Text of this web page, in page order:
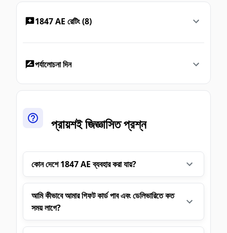
1847 AE রেটিং (8)
পর্যালোচনা দিন
প্রায়শই জিজ্ঞাসিত প্রশ্ন
কোন দেশে 1847 AE ব্যবহার করা যায়?
আমি কীভাবে আমার গিফট কার্ড পাব এবং ডেলিভারিতে কত
সময় লাগে?